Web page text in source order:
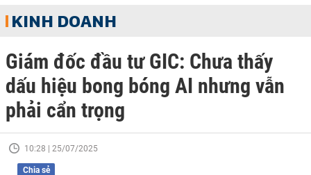
KINH DOANH
Giám đốc đầu tư GIC: Chưa thấy
dấu hiệu bong bóng AI nhưng vẫn
phải cẩn trọng
10:28 | 25/07/2025
Chia sẻ